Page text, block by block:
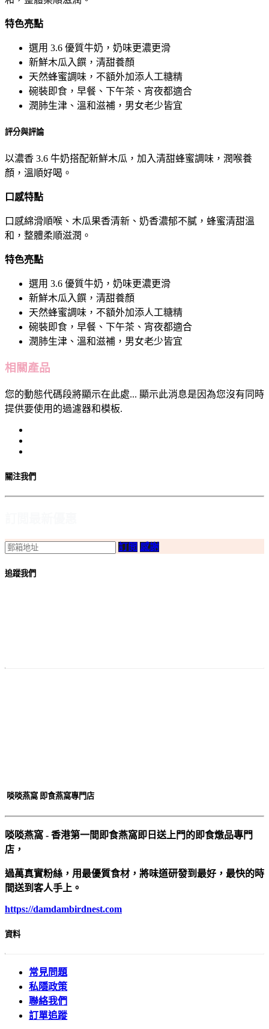
特色亮點
選用 3.6 優質牛奶，奶味更濃更滑
新鮮木瓜入饌，清甜養顏
天然蜂蜜調味，不額外加添人工糖精
碗裝即食，早餐、下午茶、宵夜都適合
潤肺生津、溫和滋補，男女老少皆宜
評分與評論
以濃香 3.6 牛奶搭配新鮮木瓜，加入清甜蜂蜜調味，潤喉養
顏，溫順好喝。
口感特點
口感綿滑順喉、木瓜果香清新、奶香濃郁不膩，蜂蜜清甜溫
和，整體柔順滋潤。
特色亮點
選用 3.6 優質牛奶，奶味更濃更滑
新鮮木瓜入饌，清甜養顏
天然蜂蜜調味，不額外加添人工糖精
碗裝即食，早餐、下午茶、宵夜都適合
潤肺生津、溫和滋補，男女老少皆宜
相關產品
您的動態代碼段將顯示在此處... 顯示此消息是因為您沒有同時
提供要使用的過濾器和模板.
關注我們
訂閲 感謝
追蹤我們
啖啖燕窩 即食燕窩專門店
啖啖燕窩 - 香港第一間即食燕窩即日送上門的即食燉品專門
店，
過萬真實粉絲，用最優質食材，將味道研發到最好，最快的時
間送到客人手上。
https://damdambirdnest.com​
資料
常見問題
私隱政策
聯絡我們
訂單追蹤